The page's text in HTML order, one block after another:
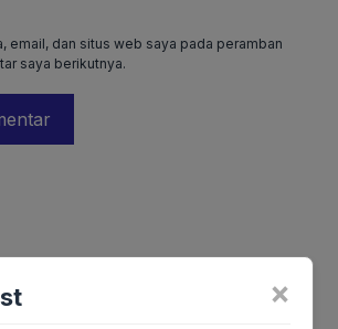
email, dan situs web saya pada peramban
saya berikutnya.
×